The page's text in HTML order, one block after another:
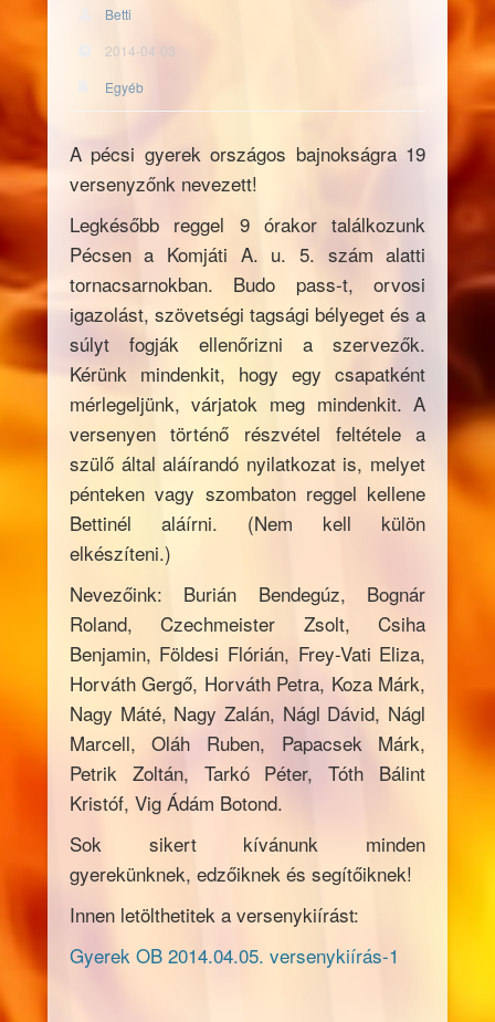
Betti
2014-04-03
Egyéb
A pécsi gyerek országos bajnokságra 19
versenyzőnk nevezett!
Legkésőbb reggel 9 órakor találkozunk
Pécsen a Komjáti A. u. 5. szám alatti
tornacsarnokban. Budo pass-t, orvosi
igazolást, szövetségi tagsági bélyeget és a
súlyt fogják ellenőrizni a szervezők.
Kérünk mindenkit, hogy egy csapatként
mérlegeljünk, várjatok meg mindenkit. A
versenyen történő részvétel feltétele a
szülő által aláírandó nyilatkozat is, melyet
pénteken vagy szombaton reggel kellene
Bettinél aláírni. (Nem kell külön
elkészíteni.)
Nevezőink: Burián Bendegúz, Bognár
Roland, Czechmeister Zsolt, Csiha
Benjamin, Földesi Flórián, Frey-Vati Eliza,
Horváth Gergő, Horváth Petra, Koza Márk,
Nagy Máté, Nagy Zalán, Nágl Dávid, Nágl
Marcell, Oláh Ruben, Papacsek Márk,
Petrik Zoltán, Tarkó Péter, Tóth Bálint
Kristóf, Vig Ádám Botond.
Sok sikert kívánunk minden
gyerekünknek, edzőiknek és segítőiknek!
Innen letölthetitek a versenykiírást:
Gyerek OB 2014.04.05. versenykiírás-1